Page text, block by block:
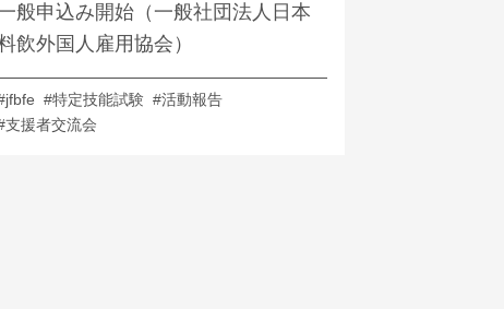
般申込み開始（一般社団法人日本
飲外国人雇用協会）
#特定技能試験 #活動報告
支援者交流会